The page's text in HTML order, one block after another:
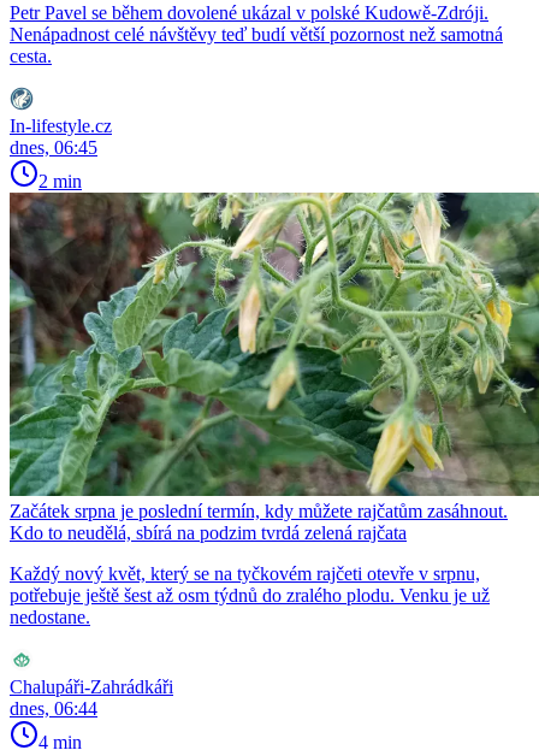
Petr Pavel se během dovolené ukázal v polské Kudowě-Zdróji.
Nenápadnost celé návštěvy teď budí větší pozornost než samotná
cesta.
In-lifestyle.cz
dnes, 06:45
2 min
Začátek srpna je poslední termín, kdy můžete rajčatům zasáhnout.
Kdo to neudělá, sbírá na podzim tvrdá zelená rajčata
Každý nový květ, který se na tyčkovém rajčeti otevře v srpnu,
potřebuje ještě šest až osm týdnů do zralého plodu. Venku je už
nedostane.
Chalupáři-Zahrádkáři
dnes, 06:44
4 min